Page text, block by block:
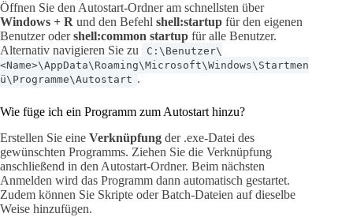
Öffnen Sie den Autostart-Ordner am schnellsten über
Windows + R und den Befehl shell:startup für den eigenen
Benutzer odershell:common startup für alle Benutzer.
Alternativ navigieren Sie zu
C:\Benutzer\
<Name>\AppData\Roaming\Microsoft\Windows\Startmen
ü\Programme\Autostart .
Wie füge ich ein Programm zum Autostart hinzu?
Erstellen Sie eine Verknüpfung der .exe-Datei des
gewünschten Programms. Ziehen Sie die Verknüpfung
anschließend in den Autostart-Ordner. Beim nächsten
Anmelden wird das Programm dann automatisch gestartet.
Zudem können Sie Skripte oder Batch-Dateien auf dieselbe
Weise hinzufügen.